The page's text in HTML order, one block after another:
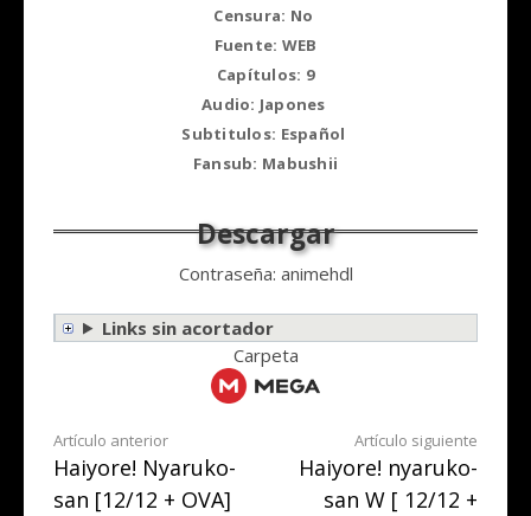
Censura: No
Fuente: WEB
Capítulos: 9
Audio: Japones
Subtitulos: Español
Fansub: Mabushii
Contraseña: animehdl
Links sin acortador
Carpeta
Seguir
leyendo
Artículo anterior
Haiyore! Nyaruko-
san [12/12 + OVA]
Artículo siguiente
Haiyore! nyaruko-
san W [ 12/12 +